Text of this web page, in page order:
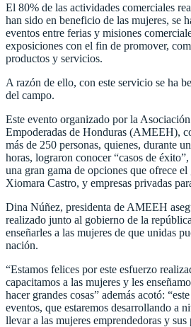
El 80% de las actividades comerciales
han sido en beneficio de las mujeres, se
eventos entre ferias y misiones
exposiciones con el fin de promover,
productos y servicios.
A razón de ello, con este servicio se ha
del campo.
Este evento organizado por la
Empoderadas de Honduras (AMEEH),
más de 250 personas, quienes, durante
horas, lograron conocer “casos de
una gran gama de opciones que ofrece
Xiomara Castro, y empresas privadas
Dina Núñez, presidenta de AMEEH
realizado junto al gobierno de la
enseñarles a las mujeres de que unidas
nación.
“Estamos felices por este esfuerzo
capacitamos a las mujeres y les
hacer grandes cosas” además acotó:
eventos, que estaremos desarrollando a
llevar a las mujeres emprendedoras y